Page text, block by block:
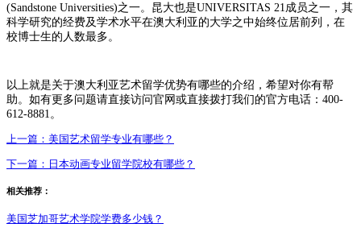
(Sandstone Universities)之一。昆大也是UNIVERSITAS 21成员之一，其
科学研究的经费及学术水平在澳大利亚的大学之中始终位居前列，在
校博士生的人数最多。
以上就是关于澳大利亚艺术留学优势有哪些的介绍，希望对你有帮
助。如有更多问题请直接访问官网或直接拨打我们的官方电话：400-
612-8881。
上一篇： 美国艺术留学专业有哪些？
下一篇： 日本动画专业留学院校有哪些？
相关推荐：
美国芝加哥艺术学院学费多少钱？